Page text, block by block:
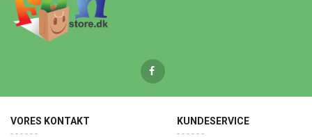
VORES KONTAKT KUNDESERVICE